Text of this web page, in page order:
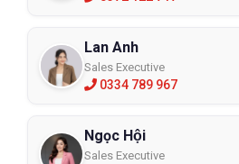
Lan Anh
Sales Executive
0334 789 967
Ngọc Hội
Sales Executive